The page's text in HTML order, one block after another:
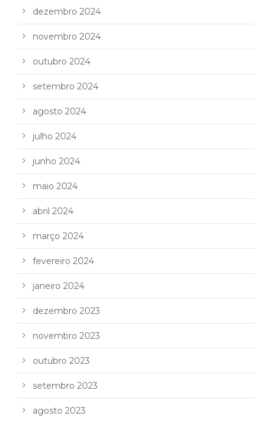
dezembro 2024
novembro 2024
outubro 2024
setembro 2024
agosto 2024
julho 2024
junho 2024
maio 2024
abril 2024
março 2024
fevereiro 2024
janeiro 2024
dezembro 2023
novembro 2023
outubro 2023
setembro 2023
agosto 2023